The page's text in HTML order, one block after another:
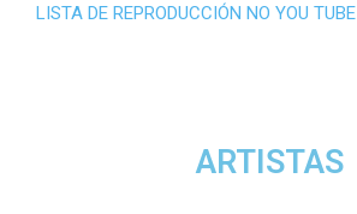
LISTA DE REPRODUCCIÓN NO YOU TUBE
ARTISTAS